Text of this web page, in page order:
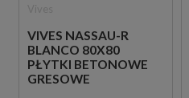
VIVES NASSAU-R
BLANCO 80X80
PŁYTKI BETONOWE
GRESOWE